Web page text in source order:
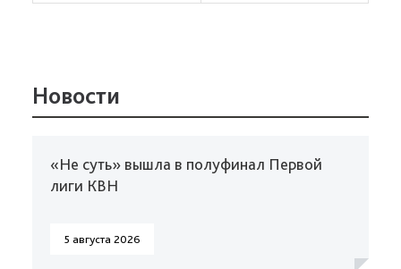
Новости
«Не суть» вышла в полуфинал Первой
лиги КВН
5 августа 2026